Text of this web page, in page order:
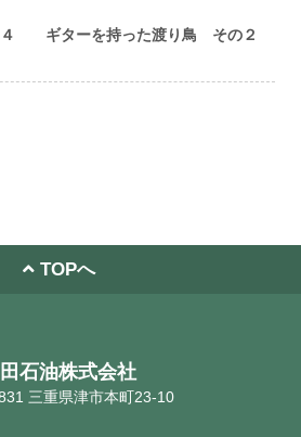
４ ギターを持った渡り鳥 その２
TOPへ
石油株式会社
三重県津市本町23-10